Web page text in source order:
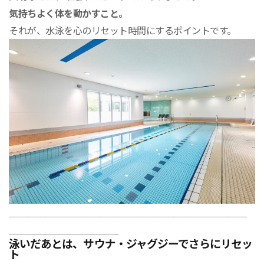
気持ちよく体を動かすこと。
それが、水泳を心のリセット時間にするポイントです。
泳いだあとは、サウナ・ジャグジーでさらにリセッ
ト